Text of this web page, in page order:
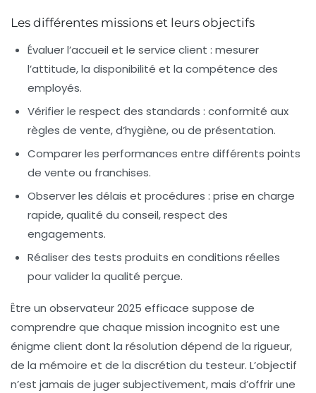
Les différentes missions et leurs objectifs
Évaluer l’accueil et le service client : mesurer
l’attitude, la disponibilité et la compétence des
employés.
Vérifier le respect des standards : conformité aux
règles de vente, d’hygiène, ou de présentation.
Comparer les performances entre différents points
de vente ou franchises.
Observer les délais et procédures : prise en charge
rapide, qualité du conseil, respect des
engagements.
Réaliser des tests produits en conditions réelles
pour valider la qualité perçue.
Être un observateur 2025 efficace suppose de
comprendre que chaque mission incognito est une
énigme client dont la résolution dépend de la rigueur,
de la mémoire et de la discrétion du testeur. L’objectif
n’est jamais de juger subjectivement, mais d’offrir une